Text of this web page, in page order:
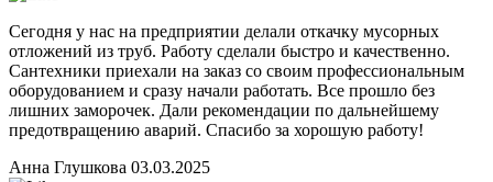
Сегодня у нас на предприятии делали откачку мусорных
отложений из труб. Работу сделали быстро и качественно.
Сантехники приехали на заказ со своим профессиональным
оборудованием и сразу начали работать. Все прошло без
лишних заморочек. Дали рекомендации по дальнейшему
предотвращению аварий. Спасибо за хорошую работу!
Анна Глушкова 03.03.2025